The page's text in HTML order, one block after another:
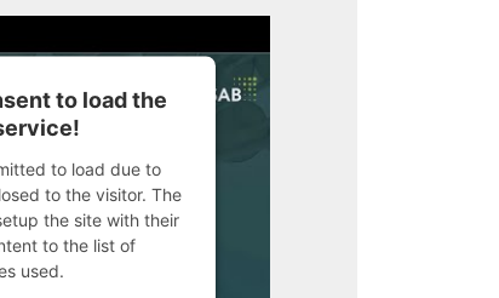
to load the
to load due to
to the visitor. The
the site with their
to the list of
used.